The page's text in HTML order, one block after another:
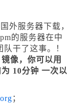
外服务器下载，
的服务器在中
干了这事。！
像，你可以用
10分钟 一次以
；